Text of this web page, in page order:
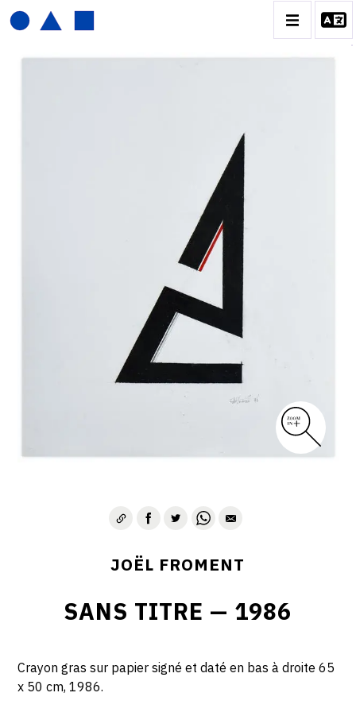
JOËL FROMENT
BIOGRAPHIE
CATALOGUE DES OEUVRES
CONTACT
JOËL FROMENT
SANS TITRE — 1986
Crayon gras sur papier signé et daté en bas à droite 65
x 50 cm, 1986.